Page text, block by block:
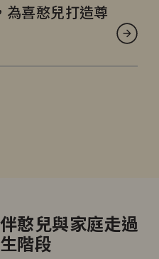
為喜憨兒打造尊
憨兒與家庭走過
階段